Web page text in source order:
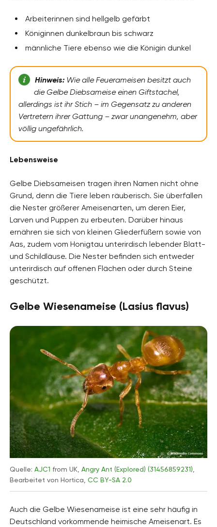
Arbeiterinnen sind hellgelb gefärbt
Königinnen dunkelbraun bis schwarz
männliche Tiere ebenso wie die Königin dunkel
Hinweis:Wie alle Feuerameisen besitzt auch
die Gelbe Diebsameise einen Giftstachel,
allerdings ist ihr Stich – im Gegensatz zu anderen
Vertretern ihrer Gattung – zwar unangenehm, aber
völlig ungefährlich.
Lebensweise
Gelbe Diebsameisen tragen ihren Namen nicht ohne
Grund, denn die Tiere leben räuberisch. Sie überfallen
die Nester größerer Ameisenarten, um deren Eier,
Larven und Puppen zu erbeuten. Darüber hinaus
ernähren sie sich von kleinen Gliederfüßern sowie von
Aas, zudem vom Honigtau unterirdisch lebender Blatt-
und Schildläuse. Die Nester befinden sich entweder
unterirdisch auf offenen Flächen oder durch Steine
geschützt.
Gelbe Wiesenameise (Lasius flavus)
Quelle: AJC1 from UK, Angry Ant (Explored) (31456859231)
Bearbeitet von Hortica, CC BY-SA 2.0
Auch die Gelbe Wiesenameise ist eine sehr häufig in
Deutschland vorkommende heimische Ameisenart. Es